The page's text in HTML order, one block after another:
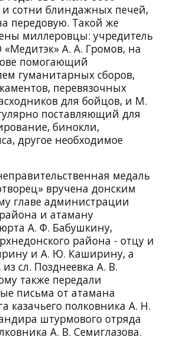
и сотни блиндажных печей,
передовую. Такой же
миллеровцы: учредитель
А. А. Громов, на
помогающий
гуманитарных сборов,
перевязочных
для бойцов, и М.
поставляющий для
бинокли,
другое необходимое
медаль
вручена донским
главе администрации
и атаману
А. Ф. Бабушкину,
района - отцу и
и А. Ю. Каширину, а
сл. Позднеевка А. В.
также передали
письма от атамана
казачьего полковника А. Н.
штурмового отряда
А. В. Семиглазова.